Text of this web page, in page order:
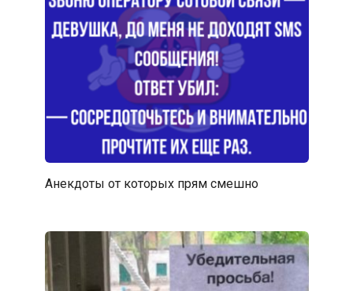
Анекдоты от которых прям смешно